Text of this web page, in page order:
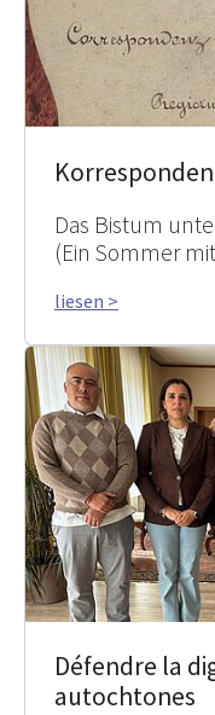
Das Bistum
(Ein Sommer
liesen >
Défendre la
autochtones